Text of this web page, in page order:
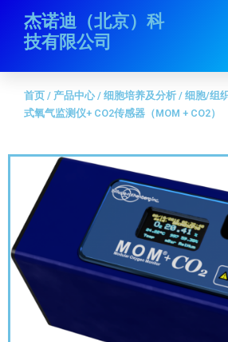
杰诺迪（北京）科
技有限公司
首页/产品中心 细胞培养及分析
测仪+ CO2传感器（MOM + CO2）
首页 / 产品中心/ 细胞培养及分析 / 细胞/组
式氧气监测仪+ CO2传感器（MOM + CO2）